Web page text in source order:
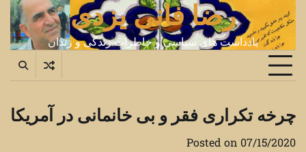
content
رضا فانی یزدی
یادداشت های سیاسی و خاطرات زندگی و زندان
چرخه تکراری فقر و بی خانمانی در آمریکا
Posted on 07/15/2020